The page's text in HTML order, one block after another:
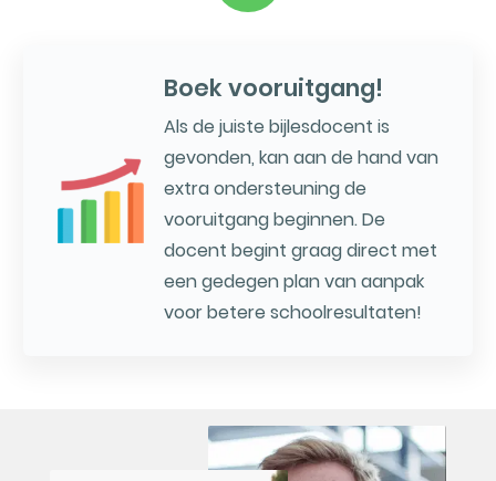
Boek vooruitgang!
Als de juiste bijlesdocent is
gevonden, kan aan de hand van
extra ondersteuning de
vooruitgang beginnen. De
docent begint graag direct met
een gedegen plan van aanpak
voor betere schoolresultaten!